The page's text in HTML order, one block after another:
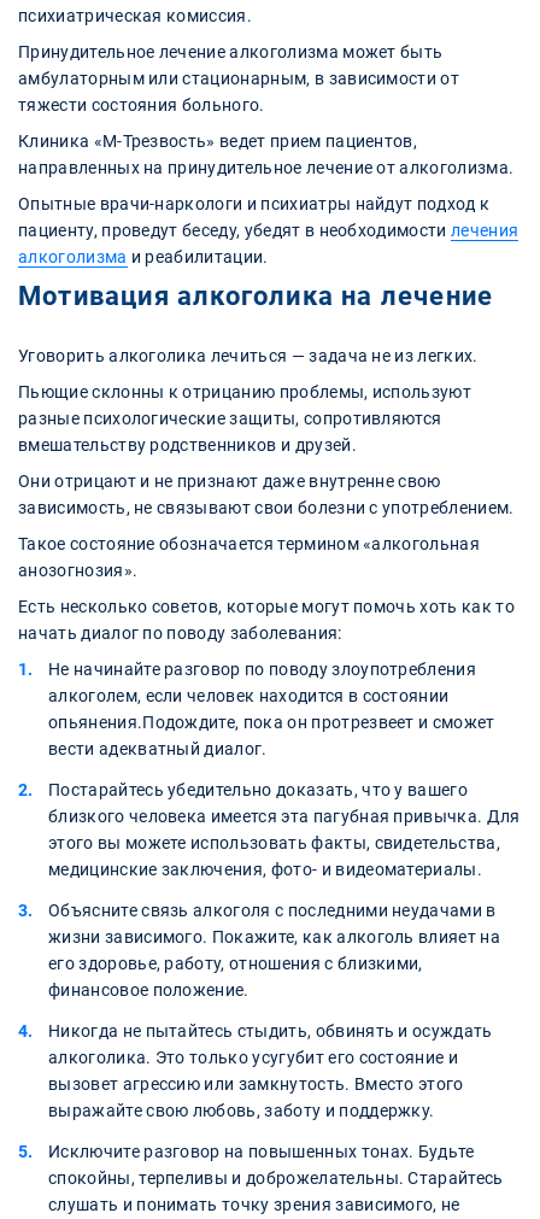
психиатрическая комиссия.
Принудительное лечение алкоголизма может быть
амбулаторным или стационарным, в зависимости от
тяжести состояния больного.
Клиника «М-Трезвость» ведет прием пациентов,
направленных на принудительное лечение от алкоголизма.
Опытные врачи-наркологи и психиатры найдут подход к
пациенту, проведут беседу, убедят в необходимостилечения
алкоголизма и реабилитации.
Мотивация алкоголика на лечение
Уговорить алкоголика лечиться — задача не из легких.
Пьющие склонны к отрицанию проблемы, используют
разные психологические защиты, сопротивляются
вмешательству родственников и друзей.
Они отрицают и не признают даже внутренне свою
зависимость, не связывают свои болезни с употреблением.
Такое состояние обозначается термином «алкогольная
анозогнозия».
Есть несколько советов, которые могут помочь хоть как то
начать диалог по поводу заболевания:
Не начинайте разговор по поводу злоупотребления
алкоголем, если человек находится в состоянии
опьянения.Подождите, пока он протрезвеет и сможет
вести адекватный диалог.
Постарайтесь убедительно доказать, что у вашего
близкого человека имеется эта пагубная привычка. Для
этого вы можете использовать факты, свидетельства,
медицинские заключения, фото- и видеоматериалы.
Объясните связь алкоголя с последними неудачами в
жизни зависимого. Покажите, как алкоголь влияет на
его здоровье, работу, отношения с близкими,
финансовое положение.
Никогда не пытайтесь стыдить, обвинять и осуждать
алкоголика. Это только усугубит его состояние и
вызовет агрессию или замкнутость. Вместо этого
выражайте свою любовь, заботу и поддержку.
Исключите разговор на повышенных тонах. Будьте
спокойны, терпеливы и доброжелательны. Старайтесь
слушать и понимать точку зрения зависимого, не